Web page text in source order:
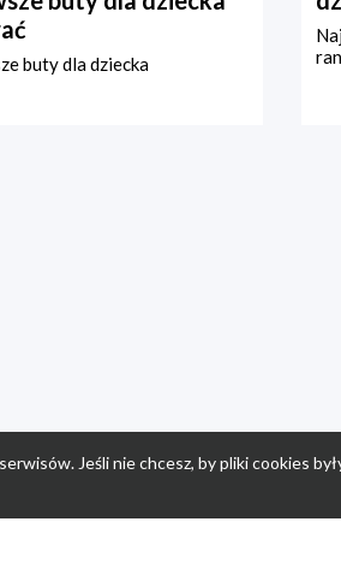
buty dla dziecka
Jeśli nie chcesz, by pliki cookies